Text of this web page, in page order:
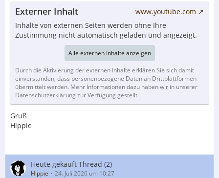
Externer Inhalt
www.youtube.com
Inhalte von externen Seiten werden ohne Ihre
Zustimmung nicht automatisch geladen und angezeigt.
Alle externen Inhalte anzeigen
Durch die Aktivierung der externen Inhalte erklären Sie sich damit
einverstanden, dass personenbezogene Daten an Drittplattformen
übermittelt werden. Mehr Informationen dazu haben wir in unserer
Datenschutzerklärung zur Verfügung gestellt.
Gruß
Hippie
Heute gekauft Thread (2)
Hippie 24. Juli 2026 um 10:27